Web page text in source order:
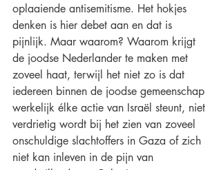
oplaaiende antisemitisme. Het hokjes
denken is hier debet aan en dat is
pijnlijk. Maar waarom? Waarom krijgt
de joodse Nederlander te maken met
zoveel haat, terwijl het niet zo is dat
iedereen binnen de joodse gemeenschap
werkelijk élke actie van Israël steunt, niet
verdrietig wordt bij het zien van zoveel
onschuldige slachtoffers in Gaza of zich
niet kan inleven in de pijn van